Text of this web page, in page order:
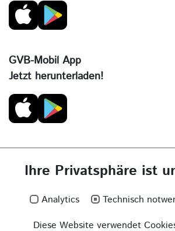
GVB-Mobil App
Jetzt herunterladen!
Ihre Privatsphäre ist
Analytics
Technisch
Diese Website verwendet